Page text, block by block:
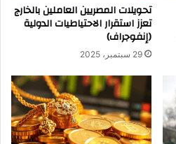
تحويلات المصريين العاملين بالخارج
تعزز استقرار الاحتياطيات الدولية
(إنفوجراف)
29 سبتمبر، 2025